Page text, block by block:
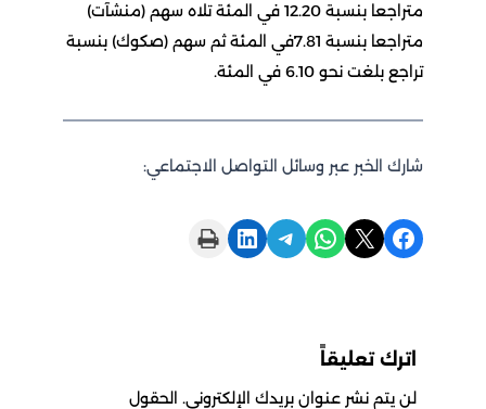
متراجعا بنسبة 12.20 في المئة تلاه سهم (منشآت)
متراجعا بنسبة 7.81في المئة ثم سهم (صكوك) بنسبة
تراجع بلغت نحو 6.10 في المئة.
شارك الخبر عبر وسائل التواصل الاجتماعي:
Share on Facebook
Share on X
Share on WhatsApp
Share on Telegram
Share on LinkedIn
Print this Page
اترك تعليقاً
لن يتم نشر عنوان بريدك الإلكتروني. الحقول